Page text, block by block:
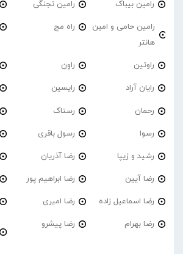
رامین بیباک رامین تجنگی
رامین حامی و امین
هانتر
راه مج
راوتین راوِن
رایان آراد رایسین
رحمان رستاک
رسوا رسول باقری
رشید و زیپا رضا آذریان
رضا آیین رضا ابراهیم پور
رضا اسماعیل زاده رضا امیری
رضا بهرام رضا پیشرو